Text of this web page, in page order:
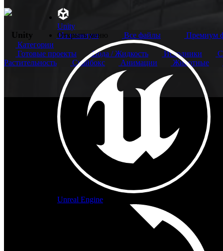
Unity
Открыть меню
Unreal Engine
Unity На главную Все файлы
Премиум
Категории
Готовые проекты
Вода / Жидкость Исходники
Растительность
Скайбокс Анимации Животные